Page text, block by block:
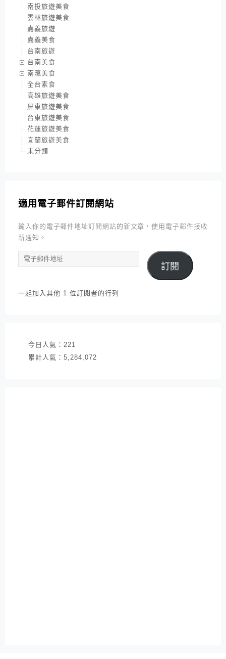
南投旅遊美食
雲林旅遊美食
嘉義旅遊
嘉義美食
台南旅遊
台南美食
南瀛美食
全台素食
高雄旅遊美食
屏東旅遊美食
台東旅遊美食
花蓮旅遊美食
宜蘭旅遊美食
未分類
適用電子郵件訂閱網站
輸入你的電子郵件地址訂閱網站的新文章，使用電子郵件接收
新通知。
電
子
件
訂閱
一起加入其他 1 位訂閱者的行列
今日人氣： 221
累計人氣： 5,284,072